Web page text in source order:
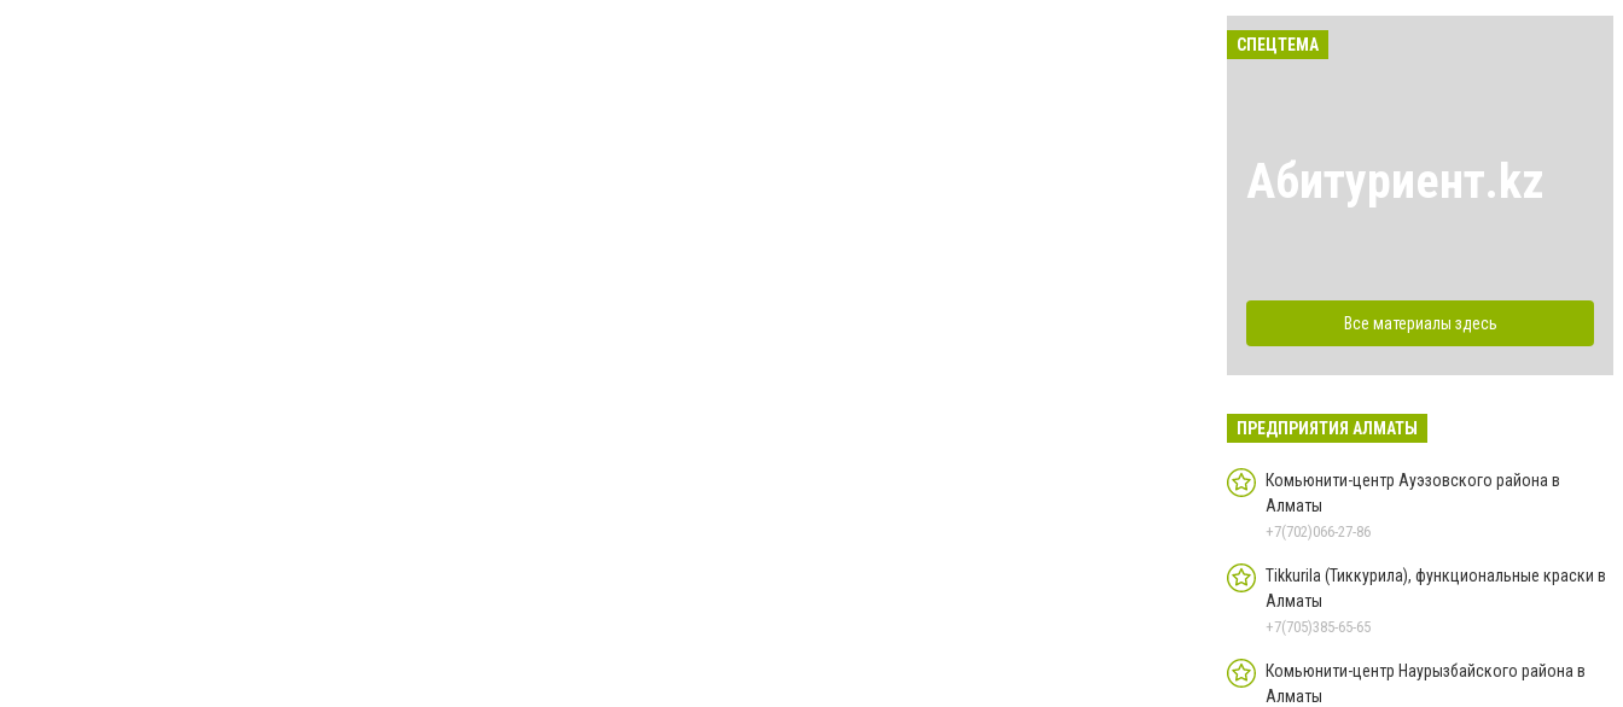
СПЕЦТЕМА
Абитуриент.kz
Все материалы здесь
ПРЕДПРИЯТИЯ АЛМАТЫ
Комьюнити-центр Ауэзовского района в
Алматы
+7(702)066-27-86
Tikkurila (Тиккурила), функциональные краски в
Алматы
+7(705)385-65-65
Комьюнити-центр Наурызбайского района в
Алматы